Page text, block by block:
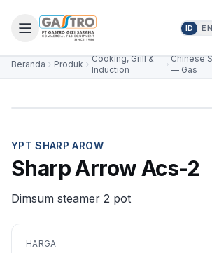
ID EN
Beranda Produk
Cooking, Grill &
Induction
Chinese
— Gas
YPT SHARP AROW
Sharp Arrow Acs-2
Dimsum steamer 2 pot
HARGA